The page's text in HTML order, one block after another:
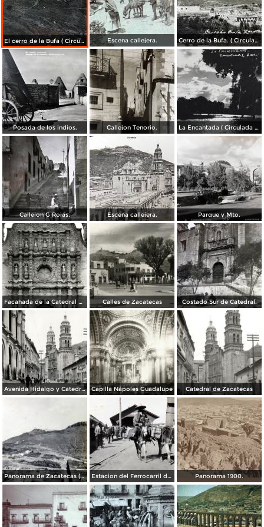
El cerro de la Bufa ( Circulada el 5 de Diciembre de 1910 ). Escena callejera. Cerro de la Bufa. ( Circulada el 27 de Octubre de 1950 ).
Posada de los indios. Callejon Tenorio. La Encantada ( Circulada el 26 de Mayo de 1948 ).
Callejon G Rojas. Escena callejera. Parque y Mto.
Facahada de la Catedral de Zacatecas Calles de Zacatecas Costado Sur de Catedral.
Avenida Hidalgo y Catedral de Zacatecas Capilla Nápoles Guadalupe Catedral de Zacatecas
Panorama de Zacatecas ( 1909 ). Estacion del Ferrocarril de Zacatecas ( 1909 ). Panorama 1900.